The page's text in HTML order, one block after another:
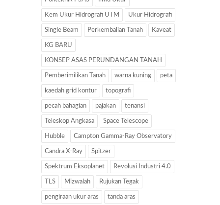
Kem Ukur Hidrografi UTM Ukur Hidrografi
Single Beam Perkembalian Tanah Kaveat
KG BARU
KONSEP ASAS PERUNDANGAN TANAH
Pemberimilikan Tanah warna kuning peta
kaedah grid kontur topografi
pecah bahagian pajakan tenansi
Teleskop Angkasa Space Telescope
Hubble Campton Gamma-Ray Observatory
Candra X-Ray Spitzer
Spektrum Eksoplanet Revolusi Industri 4.0
TLS Mizwalah Rujukan Tegak
pengiraan ukur aras tanda aras